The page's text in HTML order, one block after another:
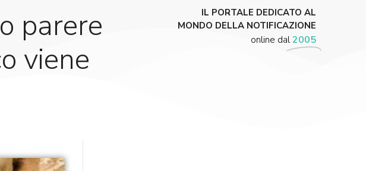
parere
viene
IL PORTALE DEDICATO AL
MONDO DELLA NOTIFICAZIONE
online dal2005